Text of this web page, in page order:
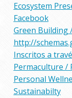
Ecosystem
Facebook
Green Building
http://
Inscritos a
Permaculture /
Personal
Sustainabilty